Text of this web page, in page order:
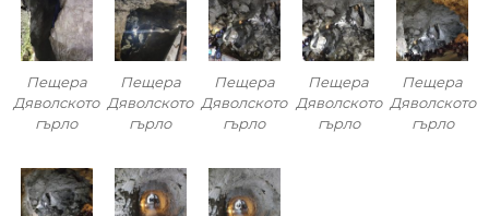
Пещера
Дяволското
гърло
Пещера
Дяволското
гърло
Пещера
Дяволското
гърло
Пещера
Дяволското
гърло
Пещера
Дяволското
гърло